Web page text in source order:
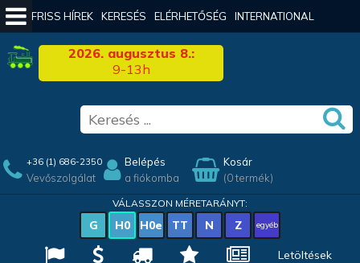
FRISS HÍREK KERESÉS ELÉRHETŐSÉG INTERNATIONAL
2026. augusztus 8.:
9-13h
+36 (1) 686-2350
Vevőszolgálat
Belépés
a fiókomba
Kosár
(0 termék)
VÁLASSZON MÉRETARÁNYT:
G H0 H0e TT N Z egyéb
Letöltések